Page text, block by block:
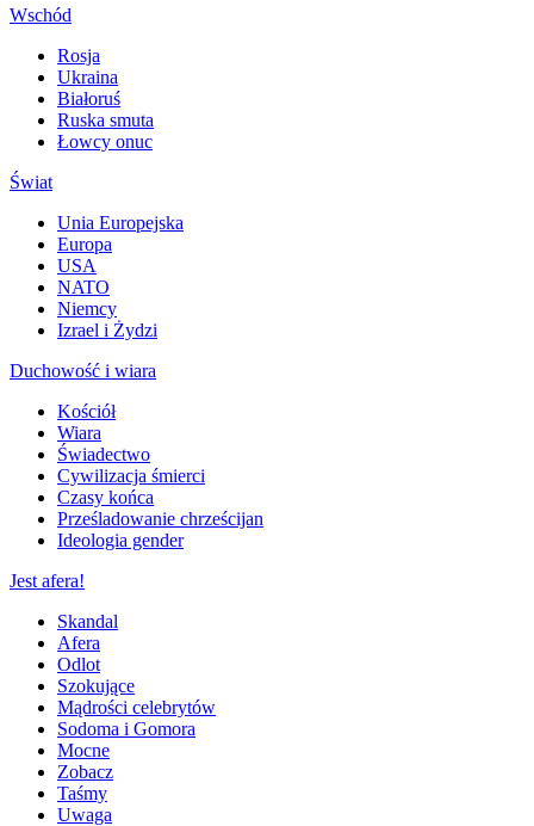
Wschód
Rosja
Ukraina
Białoruś
Ruska smuta
Łowcy onuc
Świat
Unia Europejska
Europa
USA
NATO
Niemcy
Izrael i Żydzi
Duchowość i wiara
Kościół
Wiara
Świadectwo
Cywilizacja śmierci
Czasy końca
Prześladowanie chrześcijan
Ideologia gender
Jest afera!
Skandal
Afera
Odlot
Szokujące
Mądrości celebrytów
Sodoma i Gomora
Mocne
Zobacz
Taśmy
Uwaga